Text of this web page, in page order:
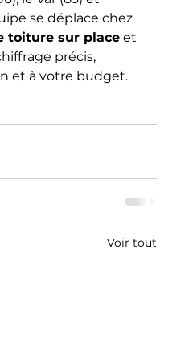
se déplace chez
toiture sur place et
précis,
et à votre budget.
Voir tout